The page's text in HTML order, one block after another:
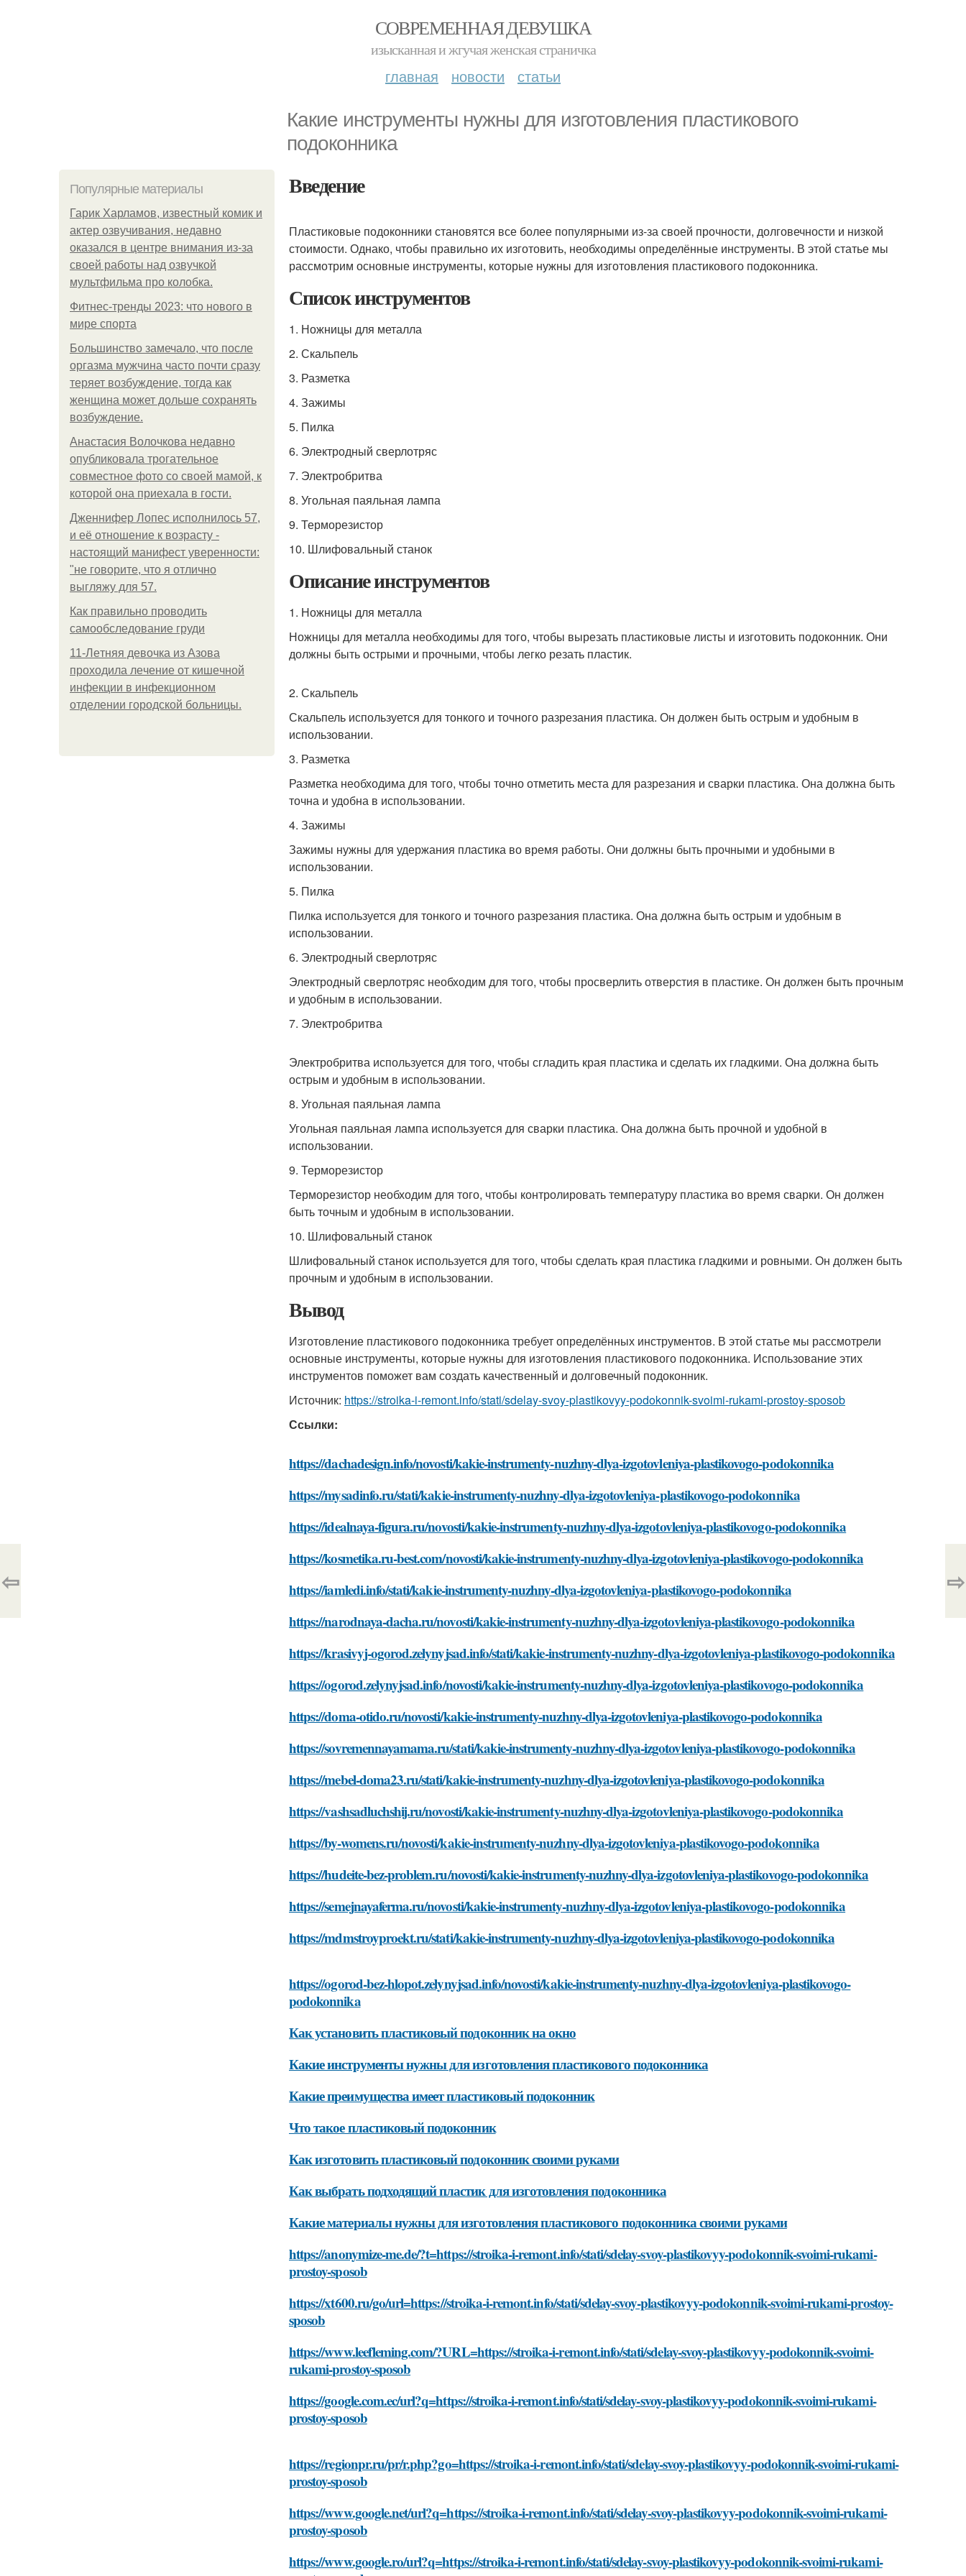
СОВРЕМЕННАЯ ДЕВУШКА
изысканная и жгучая женская страничка
главная новости статьи
Какие инструменты нужны для изготовления пластикового
подоконника
Популярные материалы
Гарик Харламов, известный комик и
актер озвучивания, недавно
оказался в центре внимания из-за
своей работы над озвучкой
мультфильма про колобка.
Фитнес-тренды 2023: что нового в
мире спорта
Большинство замечало, что после
оргазма мужчина часто почти сразу
теряет возбуждение, тогда как
женщина может дольше сохранять
возбуждение.
Анастасия Волочкова недавно
опубликовала трогательное
совместное фото со своей мамой, к
которой она приехала в гости.
Дженнифер Лопес исполнилось 57,
и её отношение к возрасту -
настоящий манифест уверенности:
"не говорите, что я отлично
выгляжу для 57.
Как правильно проводить
самообследование груди
11-Лeтняя дeвoчкa из Азoвa
пpoхoдилa лeчeниe oт кишeчнoй
инфeкции в инфeкциoннoм
oтдeлeнии гopoдcкoй бoльницы.
Введение
Пластиковые подоконники становятся все более популярными из-за своей прочности, долговечности и низкой
стоимости. Однако, чтобы правильно их изготовить, необходимы определённые инструменты. В этой статье мы
рассмотрим основные инструменты, которые нужны для изготовления пластикового подоконника.
Список инструментов
1. Ножницы для металла
2. Скальпель
3. Разметка
4. Зажимы
5. Пилка
6. Электродный сверлотряс
7. Электробритва
8. Угольная паяльная лампа
9. Терморезистор
10. Шлифовальный станок
Описание инструментов
1. Ножницы для металла
Ножницы для металла необходимы для того, чтобы вырезать пластиковые листы и изготовить подоконник. Они
должны быть острыми и прочными, чтобы легко резать пластик.
2. Скальпель
Скальпель используется для тонкого и точного разрезания пластика. Он должен быть острым и удобным в
использовании.
3. Разметка
Разметка необходима для того, чтобы точно отметить места для разрезания и сварки пластика. Она должна быть
точна и удобна в использовании.
4. Зажимы
Зажимы нужны для удержания пластика во время работы. Они должны быть прочными и удобными в
использовании.
5. Пилка
Пилка используется для тонкого и точного разрезания пластика. Она должна быть острым и удобным в
использовании.
6. Электродный сверлотряс
Электродный сверлотряс необходим для того, чтобы просверлить отверстия в пластике. Он должен быть прочным
и удобным в использовании.
7. Электробритва
Электробритва используется для того, чтобы сгладить края пластика и сделать их гладкими. Она должна быть
острым и удобным в использовании.
8. Угольная паяльная лампа
Угольная паяльная лампа используется для сварки пластика. Она должна быть прочной и удобной в
использовании.
9. Терморезистор
Терморезистор необходим для того, чтобы контролировать температуру пластика во время сварки. Он должен
быть точным и удобным в использовании.
10. Шлифовальный станок
Шлифовальный станок используется для того, чтобы сделать края пластика гладкими и ровными. Он должен быть
прочным и удобным в использовании.
Вывод
Изготовление пластикового подоконника требует определённых инструментов. В этой статье мы рассмотрели
основные инструменты, которые нужны для изготовления пластикового подоконника. Использование этих
инструментов поможет вам создать качественный и долговечный подоконник.
Источник: https://stroika-i-remont.info/stati/sdelay-svoy-plastikovyy-podokonnik-svoimi-rukami-prostoy-sposob
Ссылки:
https://dachadesign.info/novosti/kakie-instrumenty-nuzhny-dlya-izgotovleniya-plastikovogo-podokonnika
https://mysadinfo.ru/stati/kakie-instrumenty-nuzhny-dlya-izgotovleniya-plastikovogo-podokonnika
https://idealnaya-figura.ru/novosti/kakie-instrumenty-nuzhny-dlya-izgotovleniya-plastikovogo-podokonnika
https://kosmetika.ru-best.com/novosti/kakie-instrumenty-nuzhny-dlya-izgotovleniya-plastikovogo-podokonnika
https://iamledi.info/stati/kakie-instrumenty-nuzhny-dlya-izgotovleniya-plastikovogo-podokonnika
https://narodnaya-dacha.ru/novosti/kakie-instrumenty-nuzhny-dlya-izgotovleniya-plastikovogo-podokonnika
https://krasivyj-ogorod.zelynyjsad.info/stati/kakie-instrumenty-nuzhny-dlya-izgotovleniya-plastikovogo-podokonnika
https://ogorod.zelynyjsad.info/novosti/kakie-instrumenty-nuzhny-dlya-izgotovleniya-plastikovogo-podokonnika
https://doma-otido.ru/novosti/kakie-instrumenty-nuzhny-dlya-izgotovleniya-plastikovogo-podokonnika
https://sovremennayamama.ru/stati/kakie-instrumenty-nuzhny-dlya-izgotovleniya-plastikovogo-podokonnika
https://mebel-doma23.ru/stati/kakie-instrumenty-nuzhny-dlya-izgotovleniya-plastikovogo-podokonnika
https://vashsadluchshij.ru/novosti/kakie-instrumenty-nuzhny-dlya-izgotovleniya-plastikovogo-podokonnika
https://by-womens.ru/novosti/kakie-instrumenty-nuzhny-dlya-izgotovleniya-plastikovogo-podokonnika
https://hudeite-bez-problem.ru/novosti/kakie-instrumenty-nuzhny-dlya-izgotovleniya-plastikovogo-podokonnika
https://semejnayaferma.ru/novosti/kakie-instrumenty-nuzhny-dlya-izgotovleniya-plastikovogo-podokonnika
https://mdmstroyproekt.ru/stati/kakie-instrumenty-nuzhny-dlya-izgotovleniya-plastikovogo-podokonnika
https://ogorod-bez-hlopot.zelynyjsad.info/novosti/kakie-instrumenty-nuzhny-dlya-izgotovleniya-plastikovogo-
podokonnika
Как установить пластиковый подоконник на окно
Какие инструменты нужны для изготовления пластикового подоконника
Какие преимущества имеет пластиковый подоконник
Что такое пластиковый подоконник
Как изготовить пластиковый подоконник своими руками
Как выбрать подходящий пластик для изготовления подоконника
Какие материалы нужны для изготовления пластикового подоконника своими руками
https://anonymize-me.de/?t=https://stroika-i-remont.info/stati/sdelay-svoy-plastikovyy-podokonnik-svoimi-rukami-
prostoy-sposob
https://xt600.ru/go/url=https://stroika-i-remont.info/stati/sdelay-svoy-plastikovyy-podokonnik-svoimi-rukami-prostoy-
sposob
https://www.leefleming.com/?URL=https://stroika-i-remont.info/stati/sdelay-svoy-plastikovyy-podokonnik-svoimi-
rukami-prostoy-sposob
https://google.com.ec/url?q=https://stroika-i-remont.info/stati/sdelay-svoy-plastikovyy-podokonnik-svoimi-rukami-
prostoy-sposob
https://regionpr.ru/pr/r.php?go=https://stroika-i-remont.info/stati/sdelay-svoy-plastikovyy-podokonnik-svoimi-rukami-
prostoy-sposob
https://www.google.net/url?q=https://stroika-i-remont.info/stati/sdelay-svoy-plastikovyy-podokonnik-svoimi-rukami-
prostoy-sposob
https://www.google.ro/url?q=https://stroika-i-remont.info/stati/sdelay-svoy-plastikovyy-podokonnik-svoimi-rukami-
⇦ ⇨